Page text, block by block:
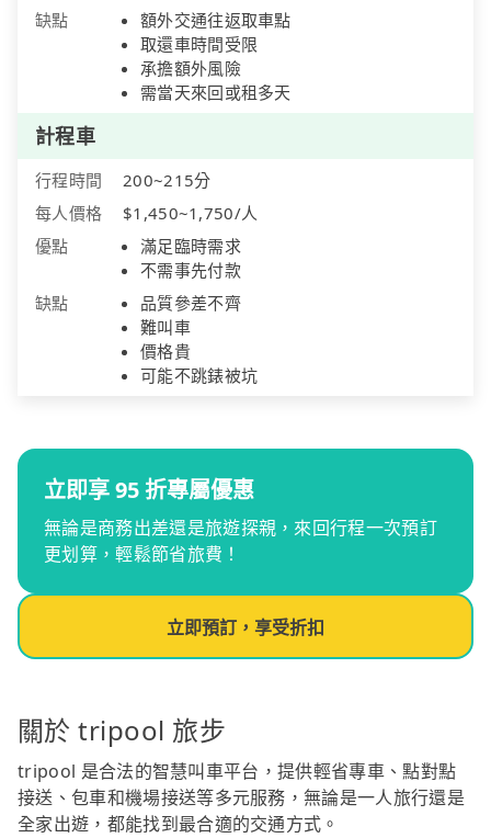
缺點
額外交通往返取車點
取還車時間受限
承擔額外風險
需當天來回或租多天
計程車
行程時間
200~215分
每人價格
$1,450~1,750/人
優點
滿足臨時需求
不需事先付款
缺點
品質參差不齊
難叫車
價格貴
可能不跳錶被坑
立即享 95 折專屬優惠
無論是商務出差還是旅遊探親，來回行程一次預訂
更划算，輕鬆節省旅費！
立即預訂，享受折扣
關於 tripool 旅步
tripool 是合法的智慧叫車平台，提供輕省專車、點對點
接送、包車和機場接送等多元服務，無論是一人旅行還是
全家出遊，都能找到最合適的交通方式。